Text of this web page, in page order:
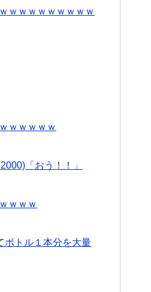
ｗｗｗｗｗｗｗｗｗ
ｗｗｗｗｗ
「おう！！」
ｗｗｗ
ボトル１本分を大量